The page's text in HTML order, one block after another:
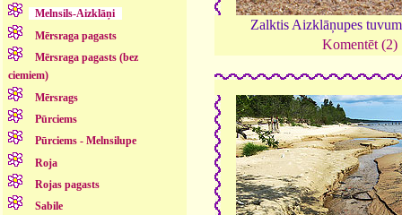
Melnsils-Aizklāņi
Mērsraga pagasts
Mērsraga pagasts (bez
ciemiem)
Mērsrags
Pūrciems
Pūrciems - Melnsilupe
Roja
Rojas pagasts
Sabile
Zalktis Aizklāņupes
Komentēt (2)